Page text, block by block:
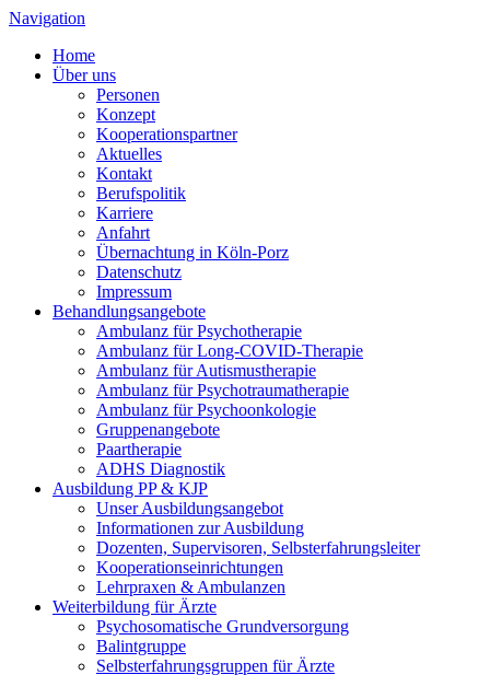
Navigation
Home
Über uns
Personen
Konzept
Kooperationspartner
Aktuelles
Kontakt
Berufspolitik
Karriere
Anfahrt
Übernachtung in Köln-Porz
Datenschutz
Impressum
Behandlungsangebote
Ambulanz für Psychotherapie
Ambulanz für Long-COVID-Therapie
Ambulanz für Autismustherapie
Ambulanz für Psychotraumatherapie
Ambulanz für Psychoonkologie
Gruppenangebote
Paartherapie
ADHS Diagnostik
Ausbildung PP & KJP
Unser Ausbildungsangebot
Informationen zur Ausbildung
Dozenten, Supervisoren, Selbsterfahrungsleiter
Kooperationseinrichtungen
Lehrpraxen & Ambulanzen
Weiterbildung für Ärzte
Psychosomatische Grundversorgung
Balintgruppe
Selbsterfahrungsgruppen für Ärzte